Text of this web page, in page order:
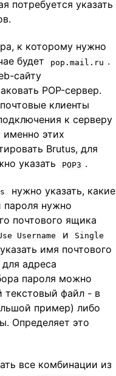
потребуется указать
к которому нужно
будет
pop.mail.ru .
сайту
POP-сервер.
клиенты
к серверу
именно этих
Brutus, для
указать POP3 .
нужно указать, какие
пароля нужно
почтового ящика
Username и
Single
указать имя почтового
для адреса
пароля можно
текстовый файл - в
пример) либо
Определяет это
все комбинации из